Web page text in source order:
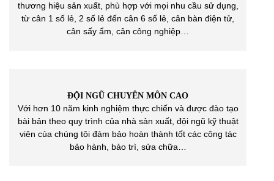
thương hiệu sản xuất, phù hợp với mọi nhu cầu sử dụng,
từ cân 1 số lẻ, 2 số lẻ đến cân 6 số lẻ, cân bàn điện tử,
cân sấy ẩm, cân công nghiệp…
ĐỘI NGŨ CHUYÊN MÔN CAO
Với hơn 10 năm kinh nghiệm thực chiến và được đào tạo
bài bản theo quy trình của nhà sản xuất, đội ngũ kỹ thuật
viên của chúng tôi đảm bảo hoàn thành tốt các công tác
bảo hành, bảo trì, sửa chữa…